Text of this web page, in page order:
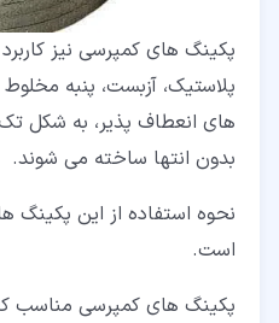
پکینگ های کمپرسی نیز کاربرد
پلاستیک، آزبست، پنبه مخلوط
های انعطاف پذیر، به شکل
بدون انتها ساخته می شوند.
است.
پکینگ های کمپرسی مناسب